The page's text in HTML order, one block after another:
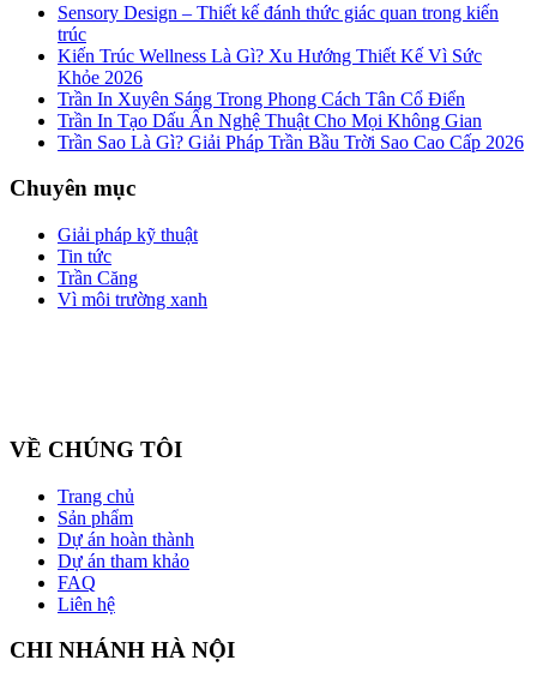
Sensory Design – Thiết kế đánh thức giác quan trong kiến
trúc
Kiến Trúc Wellness Là Gì? Xu Hướng Thiết Kế Vì Sức
Khỏe 2026
Trần In Xuyên Sáng Trong Phong Cách Tân Cổ Điển
Trần In Tạo Dấu Ấn Nghệ Thuật Cho Mọi Không Gian
Trần Sao Là Gì? Giải Pháp Trần Bầu Trời Sao Cao Cấp 2026
Chuyên mục
Giải pháp kỹ thuật
Tin tức
Trần Căng
Vì môi trường xanh
VỀ CHÚNG TÔI
Trang chủ
Sản phẩm
Dự án hoàn thành
Dự án tham khảo
FAQ
Liên hệ
CHI NHÁNH HÀ NỘI